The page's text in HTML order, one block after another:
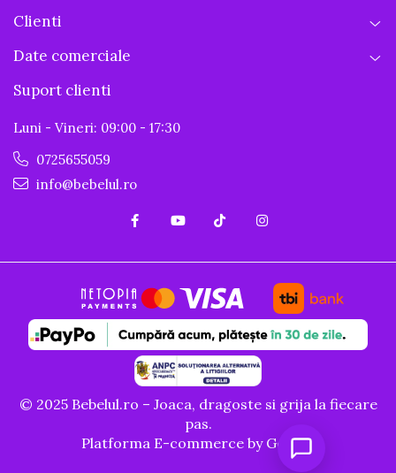
Clienti
Date comerciale
Suport clienti
Luni - Vineri: 09:00 - 17:30
0725655059
info@bebelul.ro
© 2025 Bebelul.ro – Joaca, dragoste si grija la fiecare
pas.
Platforma E-commerce by Gomag